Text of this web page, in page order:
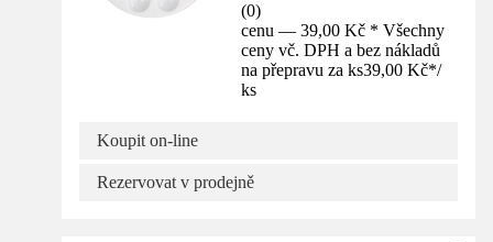
(0)
cenu — 39,00 Kč * Všechny
ceny vč. DPH a bez nákladů
na přepravu za ks39,00 Kč*/
ks
Koupit on-line
Rezervovat v prodejně